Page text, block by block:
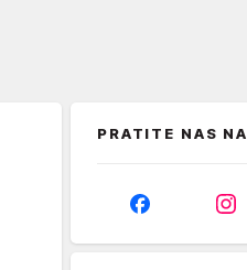
PRATITE NAS NA